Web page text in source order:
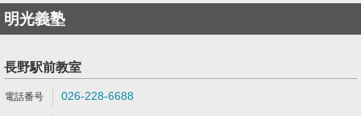
明光義塾
長野駅前教室
026-228-6688